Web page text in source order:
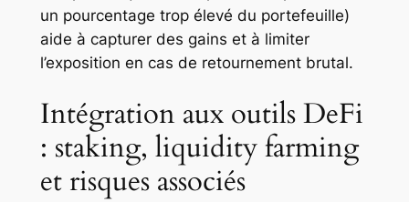
un pourcentage trop élevé du portefeuille)
aide à capturer des gains et à limiter
l’exposition en cas de retournement brutal.
Intégration aux outils DeFi
: staking, liquidity farming
et risques associés